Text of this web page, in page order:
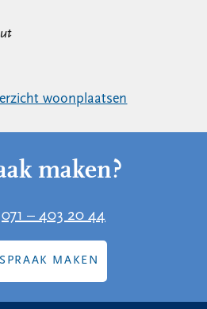
woonplaatsen
maken?
071 – 403 20 44
MAKEN